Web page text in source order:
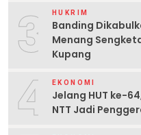
3 HUKRIM
Banding
Menang
Kupang
4 EKONOMI
Jelang HUT ke-
NTT Jadi